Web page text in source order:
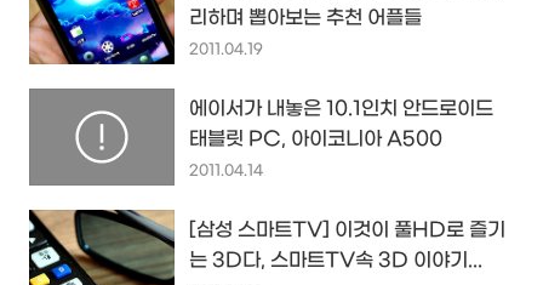
리하며 뽑아보는 추천 어플들
2011.04.19
에이서가 내놓은 10.1인치 안드로이드
태블릿 PC, 아이코니아 A500
2011.04.14
[삼성 스마트TV] 이것이 풀HD로 즐기
는 3D다, 스마트TV속 3D 이야기...